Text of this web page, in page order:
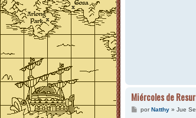
Miércoles de
MporNatthy» Jue